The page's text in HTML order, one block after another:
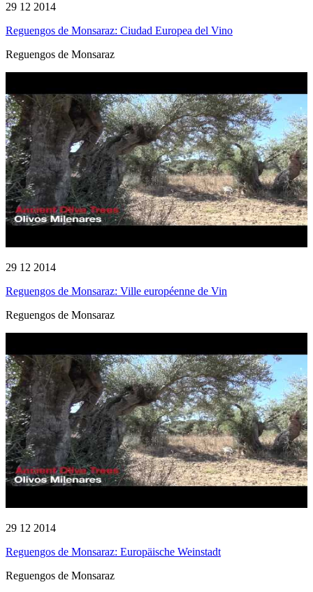
29 12 2014
Reguengos de Monsaraz: Ciudad Europea del Vino
Reguengos de Monsaraz
29 12 2014
Reguengos de Monsaraz: Ville européenne de Vin
Reguengos de Monsaraz
29 12 2014
Reguengos de Monsaraz: Europäische Weinstadt
Reguengos de Monsaraz